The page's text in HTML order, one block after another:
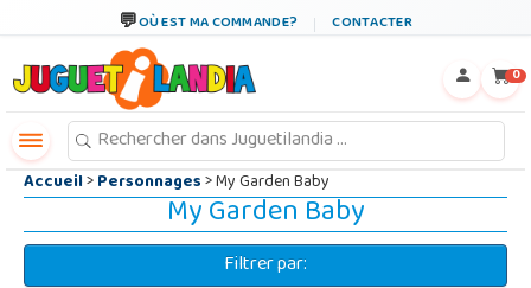
OÙ EST MA COMMANDE? CONTACTER
0
Accueil>Personnages> My Garden Baby
My Garden Baby
Filtrer par: